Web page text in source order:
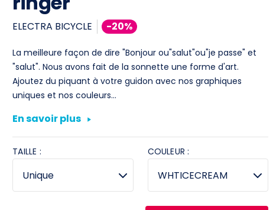
Meyrin
Neuchâtel
Vevey
Yverdon
ELECTRA BICYCLE -20%
La meilleure façon de dire "Bonjour ou"salut"ou"je passe" et
"salut". Nous avons fait de la sonnette une forme d'art.
Ajoutez du piquant à votre guidon avec nos graphiques
uniques et nos couleurs…
En savoir plus
TAILLE : COULEUR :